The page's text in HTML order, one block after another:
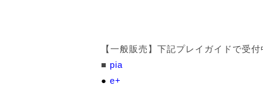
【一般販売】下記プレイガイドで受
■ pia
● e+